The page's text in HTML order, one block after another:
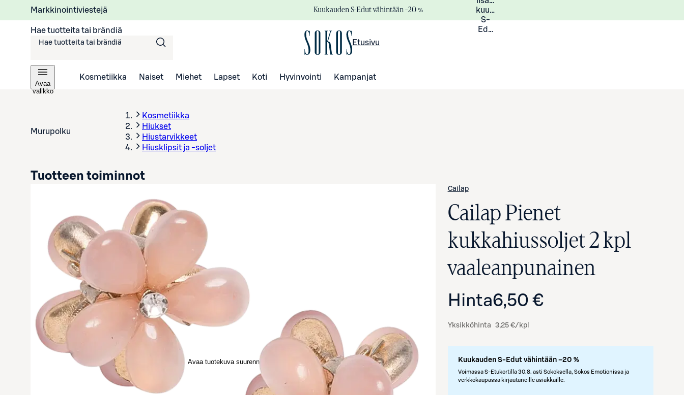
Markkinointiviestejä Kuukauden S-Edut vähintään –20 %
kuukauden
S-
Eduista
Hae tuotteita tai brändiä
Etusivu
Avaa
valikko
Kosmetiikka Naiset Miehet Lapset Koti Hyvinvointi Kampanjat
Murupolku
Kosmetiikka
Hiukset
Hiustarvikkeet
Hiusklipsit ja -soljet
Avaa tuotekuva suurennettuna
Cailap
Cailap Pienet
kukkahiussoljet 2 kpl
vaaleanpunainen
Hinta6,50 €
Yksikköhinta 3,25 €/kpl
Kuukauden S-Edut vähintään –20 %
Voimassa S-Etukortilla 30.8. asti Sokoksella, Sokos Emotionissa ja
verkkokaupassa kirjautuneille asiakkaille.
Tuotteen toiminnot